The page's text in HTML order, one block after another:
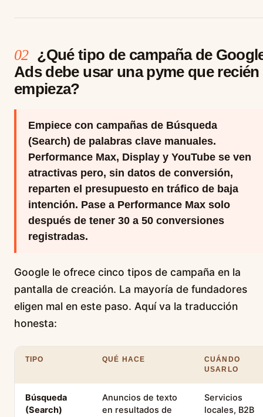
02 ¿Qué tipo de campaña de
Ads debe usar una pyme que recién
empieza?
Empiece con campañas de Búsqueda
(Search) de palabras clave manuales.
Performance Max, Display y YouTube se ven
atractivas pero, sin datos de conversión,
reparten el presupuesto en tráfico de baja
intención. Pase a Performance Max solo
después de tener 30 a 50 conversiones
registradas.
Google le ofrece cinco tipos de campaña en la
pantalla de creación. La mayoría de fundadores
eligen mal en este paso. Aquí va la traducción
honesta:
TIPO QUÉ HACE
CUÁNDO
USARLO
Búsqueda
(Search)
Anuncios de texto
en resultados de
Servicios
locales, B2B